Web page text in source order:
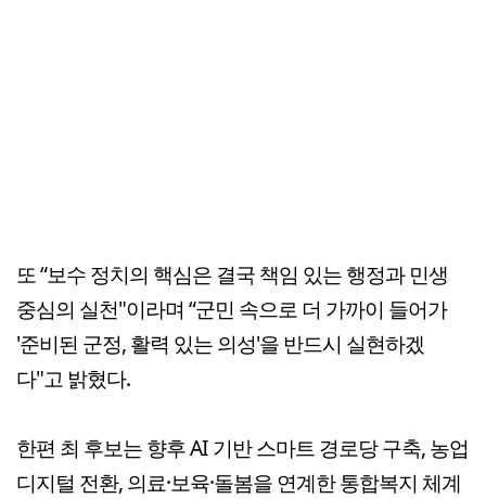
또 “보수 정치의 핵심은 결국 책임 있는 행정과 민생
중심의 실천"이라며 “군민 속으로 더 가까이 들어가
'준비된 군정, 활력 있는 의성'을 반드시 실현하겠
다"고 밝혔다.
한편 최 후보는 향후 AI 기반 스마트 경로당 구축, 농업
디지털 전환, 의료·보육·돌봄을 연계한 통합복지 체계